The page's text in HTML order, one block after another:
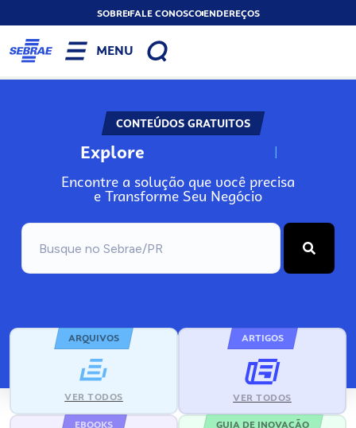
SOBREFALE CONOSCOENDEREÇOS
MENU
CONTEÚDOS GRATUITOS
Explore N
Encontre a solução que você precisa
e Transforme Seu Negócio
ARQUIVOS
VER TODOS
ARTIGOS
VER TODOS
EBOOKS GUIA DE INOVAÇÃO